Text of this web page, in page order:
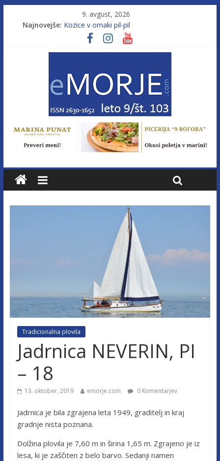
9. avgust, 2026
Najnovejše: Kozice v omaki pil-pil
Leto 9, št. 103; Licenca brez morja
Od morja do gorja 11
Tradicionalna plovila
Jadrnica NEVERIN, PI
– 18
13. oktober, 2019 emorje.com 0 Komentarjev
Jadrnica je bila zgrajena leta 1949, graditelj in kraj
gradnje nista poznana.
Dolžina plovila je 7,60 m in širina 1,65 m. Zgrajeno je iz
lesa, ki je zaščiten z belo barvo. Sedanji namen